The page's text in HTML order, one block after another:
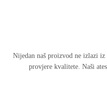
Nijedan naš proizvod ne izlazi
provjere kvalitete. Naši